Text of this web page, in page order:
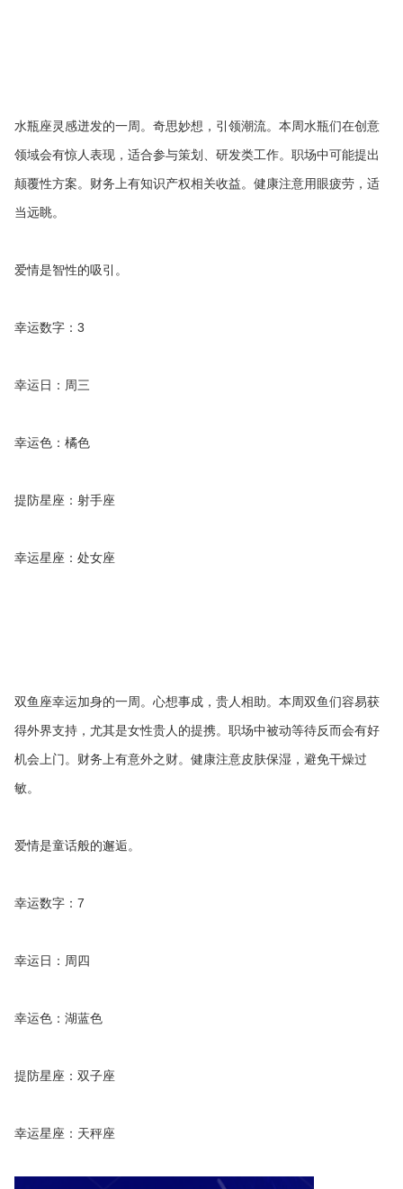
水瓶座灵感迸发的一周。奇思妙想，引领潮流。本周水瓶们在创意
领域会有惊人表现，适合参与策划、研发类工作。职场中可能提出
颠覆性方案。财务上有知识产权相关收益。健康注意用眼疲劳，适
当远眺。
爱情是智性的吸引。
幸运数字：3
幸运日：周三
幸运色：橘色
提防星座：射手座
幸运星座：处女座
双鱼座幸运加身的一周。心想事成，贵人相助。本周双鱼们容易获
得外界支持，尤其是女性贵人的提携。职场中被动等待反而会有好
机会上门。财务上有意外之财。健康注意皮肤保湿，避免干燥过
敏。
爱情是童话般的邂逅。
幸运数字：7
幸运日：周四
幸运色：湖蓝色
提防星座：双子座
幸运星座：天秤座